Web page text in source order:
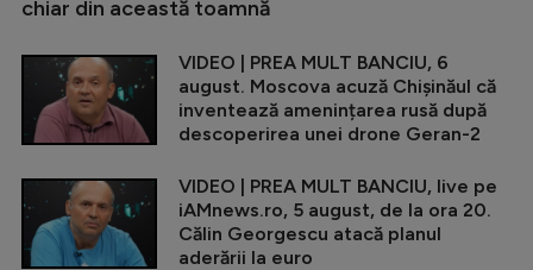
chiar din această toamnă
VIDEO | PREA MULT BANCIU, 6
august. Moscova acuză Chișinăul că
inventează amenințarea rusă după
descoperirea unei drone Geran-2
VIDEO | PREA MULT BANCIU, live pe
iAMnews.ro, 5 august, de la ora 20.
Călin Georgescu atacă planul
aderării la euro